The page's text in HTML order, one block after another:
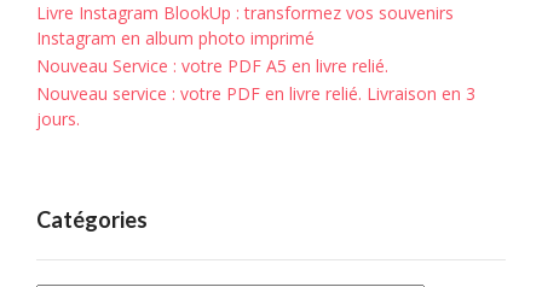
Livre Instagram BlookUp : transformez vos souvenirs
Instagram en album photo imprimé
Nouveau Service : votre PDF A5 en livre relié.
Nouveau service : votre PDF en livre relié. Livraison en 3
jours.
Catégories